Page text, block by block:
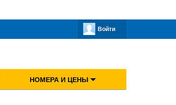
Войти
НОМЕРА И ЦЕНЫ